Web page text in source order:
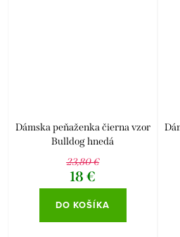
Dámska peňaženka čierna vzor
Bulldog hnedá
23,80 €
18 €
DO KOŠÍKA